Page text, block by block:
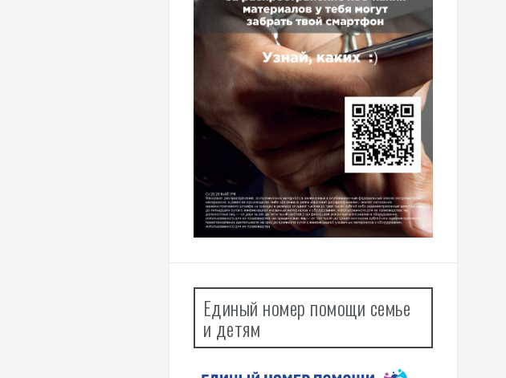
Единый номер помощи семье
и детям